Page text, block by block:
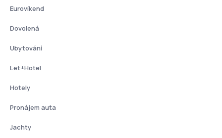
Eurovíkend
Dovolená
Ubytování
Let+Hotel
Hotely
Pronájem auta
Jachty